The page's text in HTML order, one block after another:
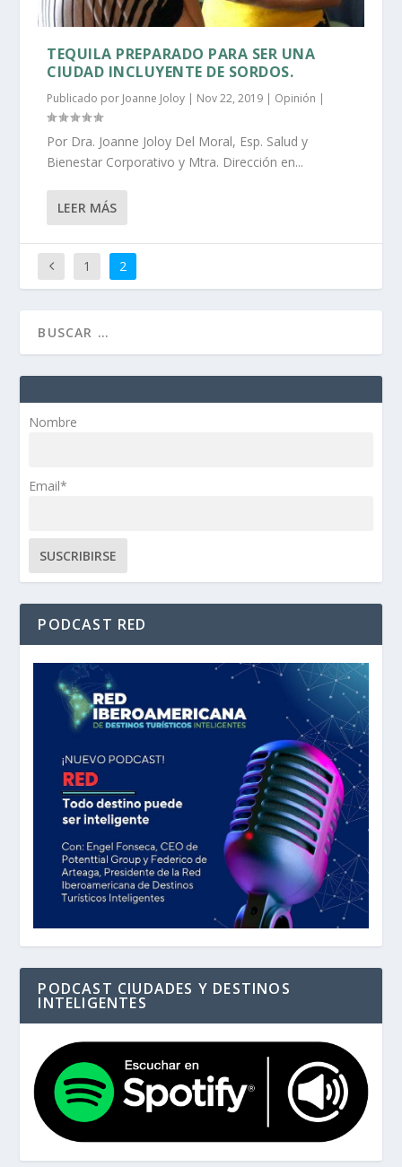
TEQUILA PREPARADO PARA SER UNA
CIUDAD INCLUYENTE DE SORDOS.
Publicado por Joanne Joloy | Nov 22, 2019 | Opinión |
Por Dra. Joanne Joloy Del Moral, Esp. Salud y
Bienestar Corporativo y Mtra. Dirección en...
LEER MÁS
1 2
Nombre
Email*
PODCAST RED
PODCAST CIUDADES Y DESTINOS
INTELIGENTES